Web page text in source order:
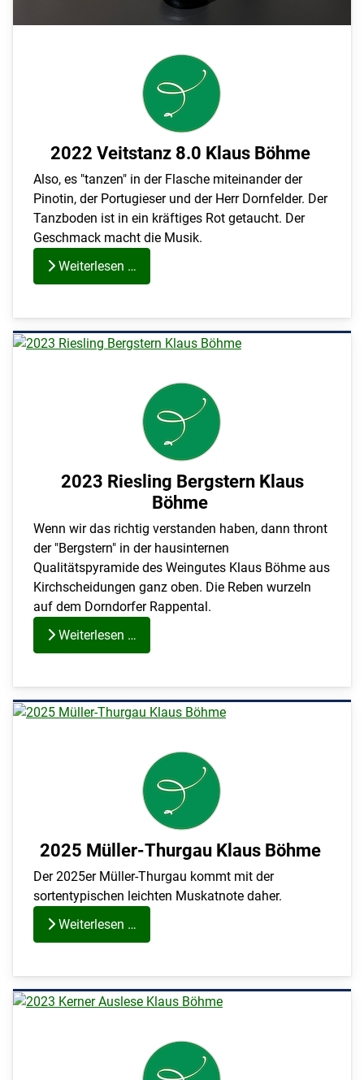
2022 Veitstanz 8.0 Klaus Böhme
Also, es "tanzen" in der Flasche miteinander der
Pinotin, der Portugieser und der Herr Dornfelder. Der
Tanzboden ist in ein kräftiges Rot getaucht. Der
Geschmack macht die Musik.
Weiterlesen …
2023 Riesling Bergstern Klaus
Böhme
Wenn wir das richtig verstanden haben, dann thront
der "Bergstern" in der hausinternen
Qualitätspyramide des Weingutes Klaus Böhme aus
Kirchscheidungen ganz oben. Die Reben wurzeln
auf dem Dorndorfer Rappental.
Weiterlesen …
2025 Müller-Thurgau Klaus Böhme
Der 2025er Müller-Thurgau kommt mit der
sortentypischen leichten Muskatnote daher.
Weiterlesen …